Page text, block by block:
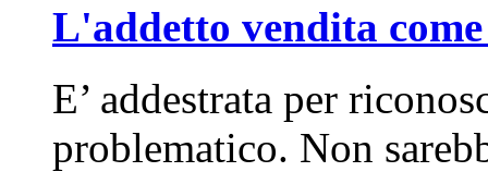
L'addetto vendita
E’ addestrata per
problematico. Non